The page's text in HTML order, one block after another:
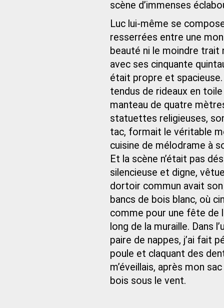
scène d’immenses
Luc lui-même se
resserrées entre une
beauté ni le moindre trait
avec ses cinquante
était propre et
tendus de rideaux en
manteau de quatre
statuettes religieuses,
tac, formait le véritable
cuisine de mélodrame à
Et la scène n’était pas
silencieuse et digne,
dortoir commun avait
bancs de bois blanc, où
comme pour une fête de
long de la muraille. Dans
paire de nappes, j’ai fait
poule et claquant des
m’éveillais, après mon
bois sous le vent.